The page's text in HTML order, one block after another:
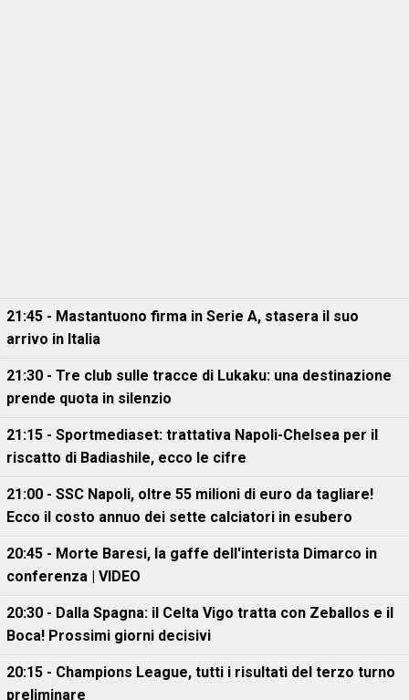
21:45 - Mastantuono firma in Serie A, stasera il suo
arrivo in Italia
21:30 - Tre club sulle tracce di Lukaku: una destinazione
prende quota in silenzio
21:15 - Sportmediaset: trattativa Napoli-Chelsea per il
riscatto di Badiashile, ecco le cifre
21:00 - SSC Napoli, oltre 55 milioni di euro da tagliare!
Ecco il costo annuo dei sette calciatori in esubero
20:45 - Morte Baresi, la gaffe dell'interista Dimarco in
conferenza | VIDEO
20:30 - Dalla Spagna: il Celta Vigo tratta con Zeballos e il
Boca! Prossimi giorni decisivi
20:15 - Champions League, tutti i risultati del terzo turno
preliminare